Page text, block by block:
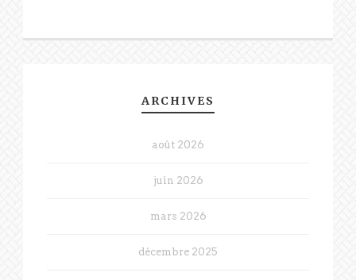
ARCHIVES
août 2026
juin 2026
mars 2026
décembre 2025